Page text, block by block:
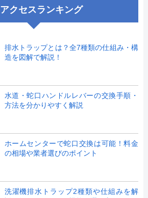
アクセスランキング
排水トラップとは？全7種類の仕組み・構
造を図解で解説！
水道・蛇口ハンドルレバーの交換手順・
方法を分かりやすく解説
ホームセンターで蛇口交換は可能！料金
の相場や業者選びのポイント
洗濯機排水トラップ2種類や仕組みを解